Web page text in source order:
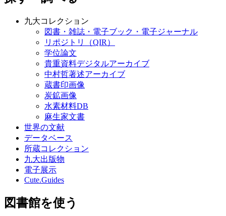
九大コレクション
図書・雑誌・電子ブック・電子ジャーナル
リポジトリ（QIR）
学位論文
貴重資料デジタルアーカイブ
中村哲著述アーカイブ
蔵書印画像
炭鉱画像
水素材料DB
麻生家文書
世界の文献
データベース
所蔵コレクション
九大出版物
電子展示
Cute.Guides
図書館を使う